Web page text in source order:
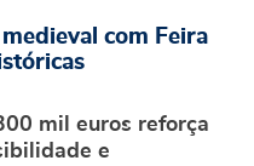
com Feira
mil euros reforça
e